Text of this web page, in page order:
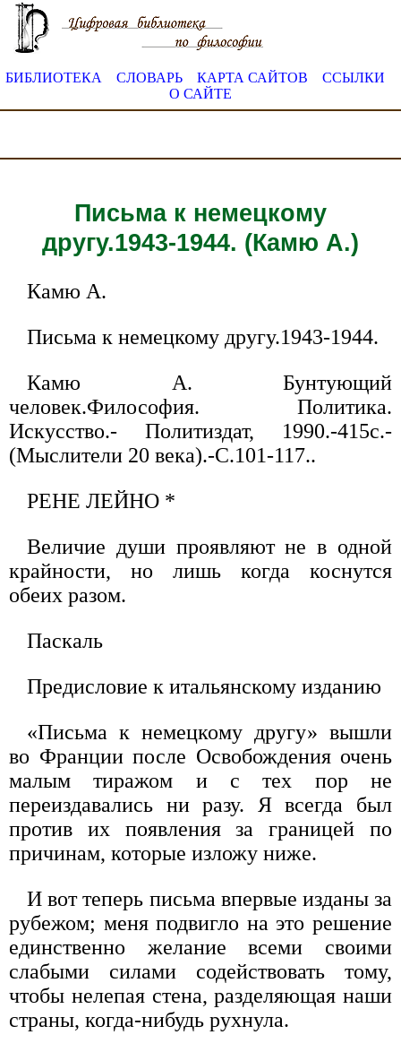
БИБЛИОТЕКА СЛОВАРЬ КАРТА САЙТОВ
ССЫЛКИ
О САЙТЕ
Письма к немецкому
другу.1943-1944. (Камю А.)
Камю А.
Письма к немецкому другу.1943-1944.
Камю А. Бунтующий
человек.Философия. Политика.
Искусство.- Политиздат, 1990.-415с.-
(Мыслители 20 века).-С.101-117..
РЕНЕ ЛЕЙНО *
Величие души проявляют не в одной
край­ности, но лишь когда коснутся
обеих разом.
Паскаль
Предисловие к итальянскому изданию
«Письма к немецкому другу» вышли
во Франции после Осво­бождения очень
малым тиражом и с тех пор не
переиздавались ни разу. Я всегда был
против их появления за границей по
причинам, которые изложу ниже.
И вот теперь письма впервые изданы за
рубежом; меня под­вигло на это решение
единственно желание всеми своими
слабы­ми силами содействовать тому,
чтобы нелепая стена, разделяющая наши
страны, когда-нибудь рухнула.